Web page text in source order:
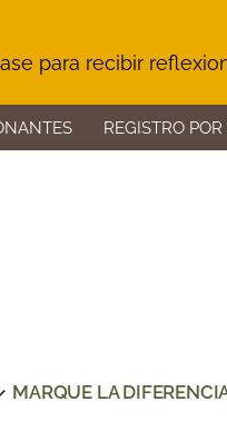
para recibir
REGISTRO
MARQUE LA